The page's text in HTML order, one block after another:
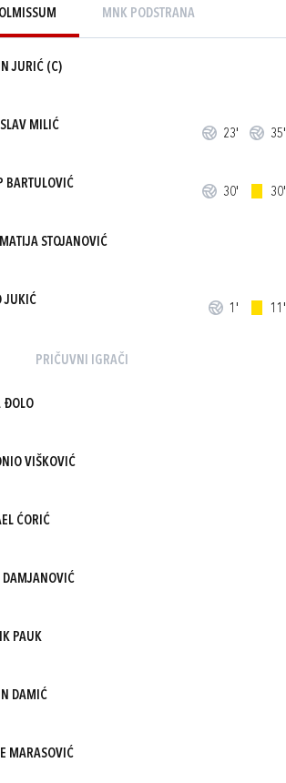
MNK PODSTRANA
JURIĆ (C)
MILIĆ
23' 35'
BARTULOVIĆ
30' 30'
STOJANOVIĆ
JUKIĆ
1' 11'
PRIČUVNI IGRAČI
ĐOLO
VIŠKOVIĆ
ĆORIĆ
DAMJANOVIĆ
PAUK
DAMIĆ
MARASOVIĆ